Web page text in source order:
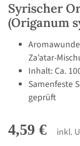
Syrischer
(Origanum
Za’atar-
Inhalt: Ca.
Samenfeste
geprüft
4,59 € inkl.